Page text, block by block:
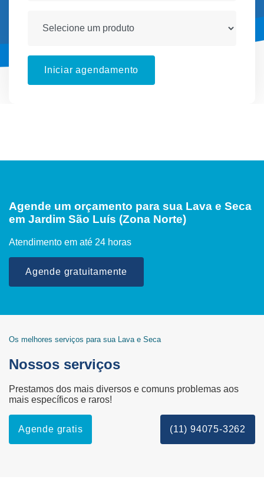
Iniciar agendamento
Agende um orçamento para sua Lava e Seca
em Jardim São Luís (Zona Norte)
Atendimento em até 24 horas
Agende gratuitamente
Os melhores serviços para sua Lava e Seca
Nossos serviços
Prestamos dos mais diversos e comuns problemas aos
mais específicos e raros!
Agende gratis (11) 94075-3262